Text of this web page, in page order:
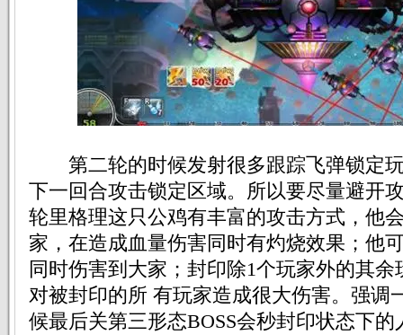
第二轮的时候发射很多跟踪飞弹锁定
下一回合攻击锁定区域。所以要尽量避开
轮里格理这只公鸡有丰富的攻击方式，他
家，在造成血量伤害同时有灼烧效果；他
同时伤害到大家；封印除1个玩家外的其
对被封印的所 有玩家造成很大伤害。强调
候最后关第三形态BOSS会秒封印状态下